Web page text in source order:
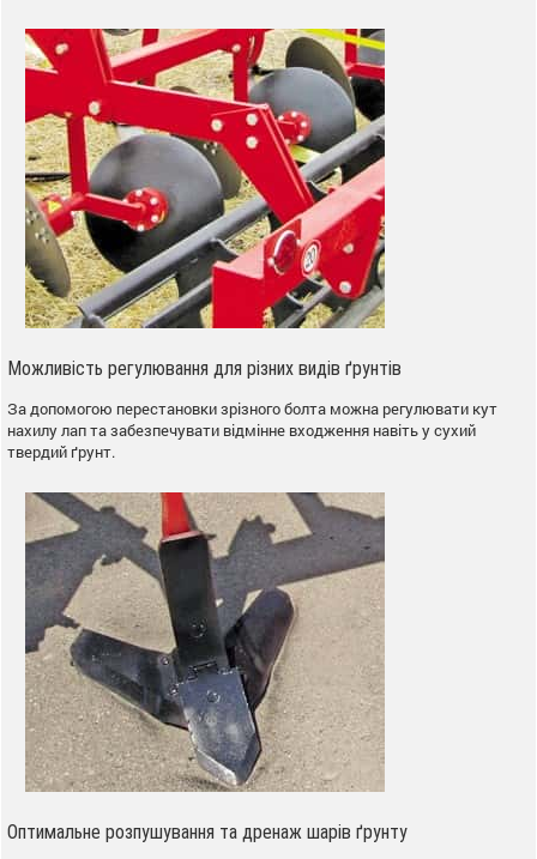
Можливість регулювання для різних видів ґрунтів
За допомогою перестановки зрізного болта можна регулювати кут
нахилу лап та забезпечувати відмінне входження навіть у сухий
твердий ґрунт.
Оптимальне розпушування та дренаж шарів ґрунту